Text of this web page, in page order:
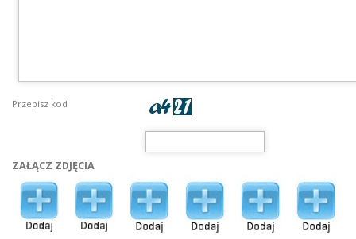
Przepisz kod
ZAŁĄCZ ZDJĘCIA